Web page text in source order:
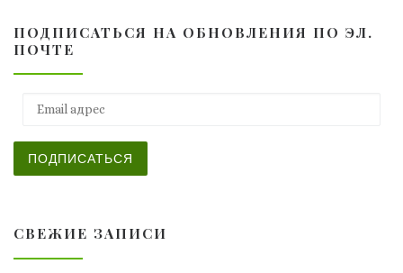
ПОДПИСАТЬСЯ НА ОБНОВЛЕНИЯ ПО ЭЛ.
ПОЧТЕ
ПОДПИСАТЬСЯ
СВЕЖИЕ ЗАПИСИ